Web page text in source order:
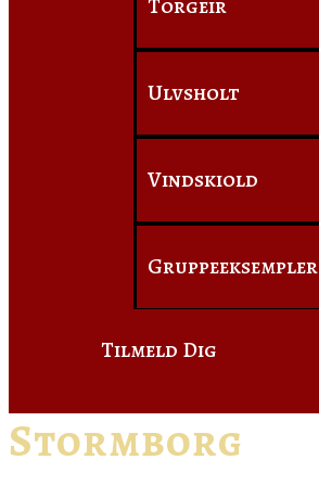
Torgeir
Ulvsholt
Vindskiold
Gruppeeksempler
Tilmeld Dig
Stormborg